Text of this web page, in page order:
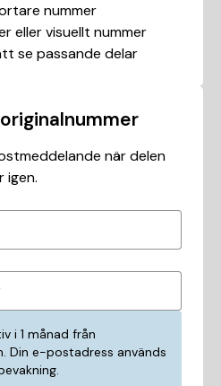
nummer
eller visuellt nummer
se passande delar
när delen
igen.
i 1 månad från
Din e-postadress används